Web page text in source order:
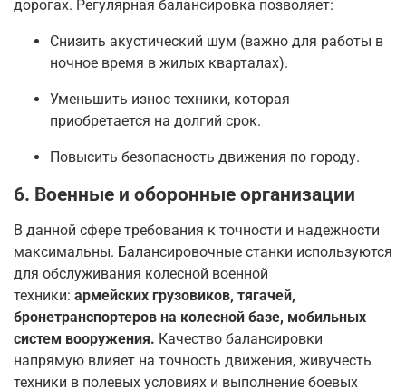
дорогах. Регулярная балансировка позволяет:
Снизить акустический шум (важно для работы в
ночное время в жилых кварталах).
Уменьшить износ техники, которая
приобретается на долгий срок.
Повысить безопасность движения по городу.
6. Военные и оборонные организации
В данной сфере требования к точности и надежности
максимальны. Балансировочные станки используются
для обслуживания колесной военной
техники: армейских грузовиков, тягачей,
бронетранспортеров на колесной базе, мобильных
систем вооружения. Качество балансировки
напрямую влияет на точность движения, живучесть
техники в полевых условиях и выполнение боевых